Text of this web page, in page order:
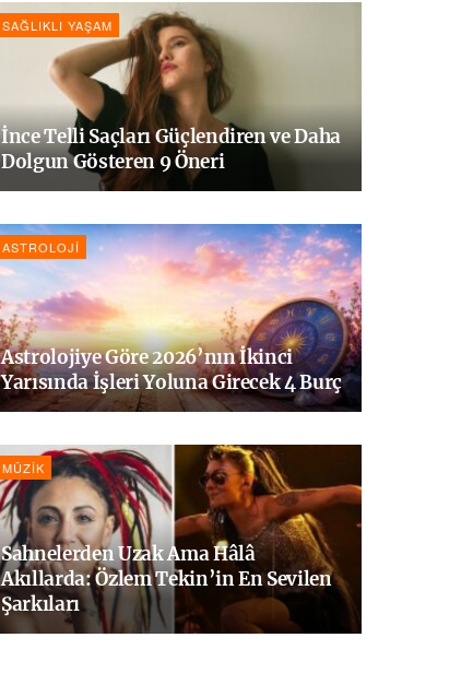
SAĞLIKLI YAŞAM
İnce Telli Saçları Güçlendiren ve Daha
Dolgun Gösteren 9 Öneri
ASTROLOJI
Astrolojiye Göre 2026’nın İkinci
Yarısında İşleri Yoluna Girecek 4 Burç
MÜZIK
Sahnelerden Uzak Ama Hâlâ
Akıllarda: Özlem Tekin’in En Sevilen
Şarkıları